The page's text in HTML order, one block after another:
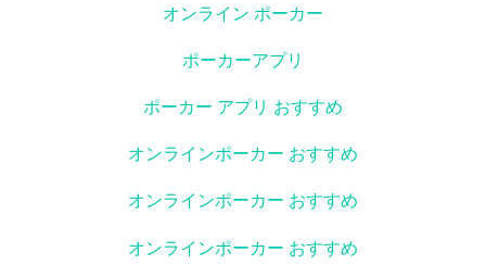
オンライン ポーカー
ポーカーアプリ
ポーカー アプリ おすすめ
オンラインポーカー おすすめ
オンラインポーカー おすすめ
オンラインポーカー おすすめ